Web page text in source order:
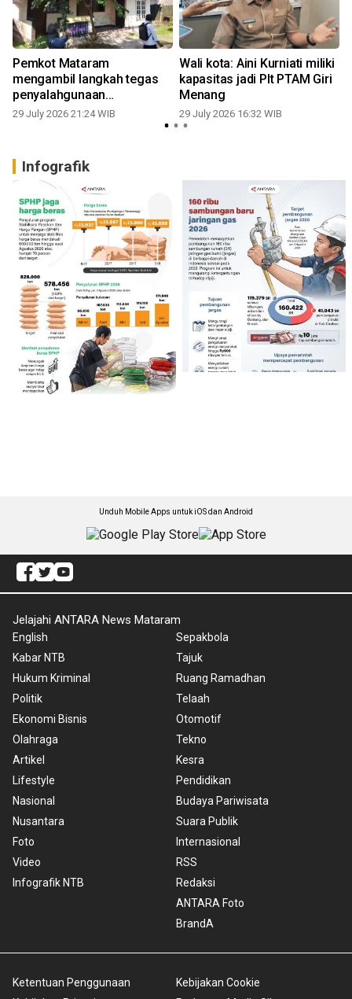
Pemkot Mataram
mengambil langkah tegas
penyalahgunaan
pemanfaatan aset
29 July 2026 21:24 WIB
Wali kota: Aini Kurniati miliki
kapasitas jadi Plt PTAM Giri
Menang
29 July 2026 16:32 WIB
Infografik
Unduh Mobile Apps untuk iOS dan Android
Jelajahi ANTARA News Mataram
English
Kabar NTB
Hukum Kriminal
Politik
Ekonomi Bisnis
Olahraga
Artikel
Lifestyle
Nasional
Nusantara
Foto
Video
Infografik NTB
Sepakbola
Tajuk
Ruang Ramadhan
Telaah
Otomotif
Tekno
Kesra
Pendidikan
Budaya Pariwisata
Suara Publik
Internasional
RSS
Redaksi
ANTARA Foto
BrandA
Ketentuan Penggunaan
Kebijakan Cookie